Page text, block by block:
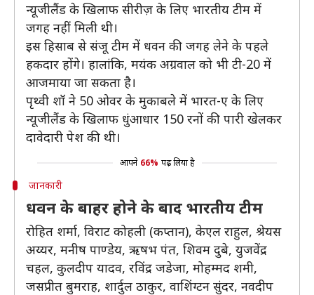
न्यूजीलैंड के खिलाफ सीरीज़ के लिए भारतीय टीम में
जगह नहीं मिली थी।
इस हिसाब से संजू टीम में धवन की जगह लेने के पहले
हकदार होंगे। हालांकि, मयंक अग्रवाल को भी टी-20 में
आजमाया जा सकता है।
पृथ्वी शॉ ने 50 ओवर के मुकाबले में भारत-ए के लिए
न्यूजीलैंड के खिलाफ धुंआधार 150 रनों की पारी खेलकर
दावेदारी पेश की थी।
आपने 66% पढ़ लिया है
जानकारी
धवन के बाहर होने के बाद भारतीय टीम
रोहित शर्मा, विराट कोहली (कप्तान), केएल राहुल, श्रेयस
अय्यर, मनीष पाण्डेय, ऋषभ पंत, शिवम दुबे, युजवेंद्र
चहल, कुलदीप यादव, रविंद्र जडेजा, मोहम्मद शमी,
जसप्रीत बुमराह, शार्दुल ठाकुर, वाशिंग्टन सुंदर, नवदीप